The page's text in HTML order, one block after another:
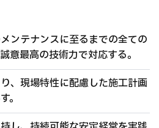
ンテナンスに至るまでの全ての
意最高の技術力で対応する。
、現場特性に配慮した施工計画
。